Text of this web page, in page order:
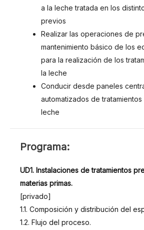
a la leche tratada en los
previos
Realizar las operaciones de
mantenimiento básico de los
para la realización de los
la leche
Conducir desde paneles
automatizados de
leche
Programa:
UD1. Instalaciones de tratamientos
materias primas.
[privado]
1.1. Composición y distribución del
1.2. Flujo del proceso.